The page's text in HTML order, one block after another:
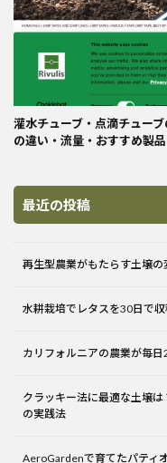
灌水チューブ・点滴チュー
の違い・流量・おすすめ製
最近の投稿
再生型農業がもたらす土壌
水耕栽培でレタスを30日で
カリフォルニアの農業が毎
クラッキー法に最適な土壌
の実践法
AeroGardenで育てたパティ